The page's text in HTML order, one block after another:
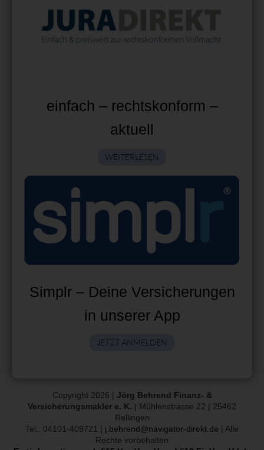
einfach – rechtskonform –
aktuell
WEITERLESEN
Simplr – Deine Versicherungen
in unserer App
JETZT ANMELDEN
Copyright 2026 | Jörg Behrend Finanz- &
Versicherungsmakler e. K. | Mühlenstrasse 22 | 25462
Rellingen
Tel.: 04101-409721 | j.behrend@navigator-direkt.de | Alle
Rechte vorbehalten